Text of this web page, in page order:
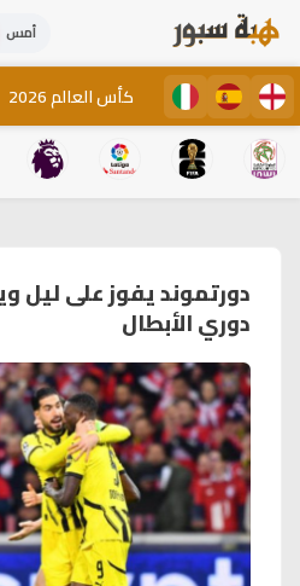
أمس
كأس العالم 2026
دورتموند يفوز على ليل
دوري الأبطال